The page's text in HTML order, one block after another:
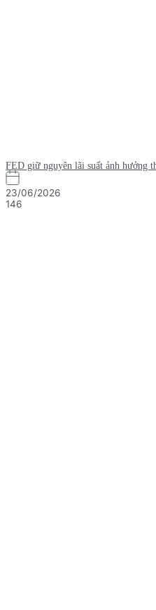
FED giữ nguyên lãi suất ảnh hưởng
23/06/2026
146